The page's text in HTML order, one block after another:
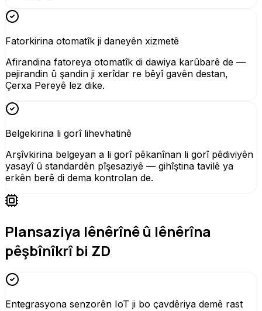
Fatorkirina otomatîk ji daneyên xizmetê
Afirandina fatoreya otomatîk di dawiya karûbarê de —
pejirandin û şandin ji xerîdar re bêyî gavên destan,
Çerxa Pereyê lez dike.
Belgekirina li gorî lihevhatinê
Arşîvkirina belgeyan a li gorî pêkanînan li gorî pêdiviyên
yasayî û standardên pîşesaziyê — gihîştina tavilê ya
erkên berê di dema kontrolan de.
Plansaziya lênêrînê û lênêrîna
pêşbînîkrî bi ZD
Entegrasyona senzorên IoT ji bo çavdêriya demê rast